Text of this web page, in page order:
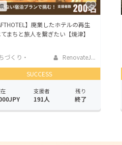
】廃業したホテルの再生
まちと旅人を繋ぎたい【焼津】
づくり・
化
RenovateJ...
SUCCESS
支援者
191人
残り
終了